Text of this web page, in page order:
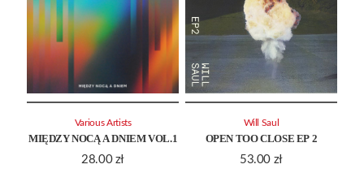
MIĘDZY NOCĄ A DNIEM VOL.1
28.00 zł
Various Artists
OPEN TOO CLOSE EP 2
53.00 zł
Will Saul